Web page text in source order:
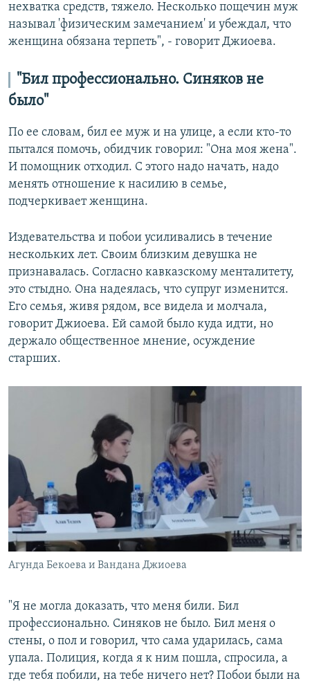
нехватка средств, тяжело. Несколько пощечин муж
называл 'физическим замечанием' и убеждал, что
женщина обязана терпеть", - говорит Джиоева.
"Бил профессионально. Синяков не
было"
По ее словам, бил ее муж и на улице, а если кто-то
пытался помочь, обидчик говорил: "Она моя жена".
И помощник отходил. С этого надо начать, надо
менять отношение к насилию в семье,
подчеркивает женщина.
Издевательства и побои усиливались в течение
нескольких лет. Своим близким девушка не
признавалась. Согласно кавказскому менталитету,
это стыдно. Она надеялась, что супруг изменится.
Его семья, живя рядом, все видела и молчала,
говорит Джиоева. Ей самой было куда идти, но
держало общественное мнение, осуждение
старших.
Агунда Бекоева и Вандана Джиоева
"Я не могла доказать, что меня били. Бил
профессионально. Синяков не было. Бил меня о
стены, о пол и говорил, что сама ударилась, сама
упала. Полиция, когда я к ним пошла, спросила, а
где тебя побили, на тебе ничего нет? Побои были на